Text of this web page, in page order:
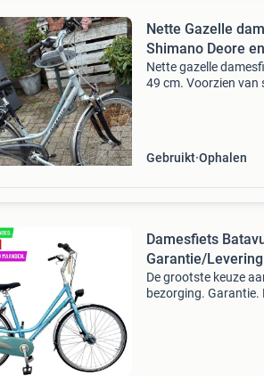
Nette Gazelle
Shimano Deore
Nette gazelle
49 cm. Voorzien van
Gebruikt Ophalen
Damesfiets
Garantie/Levering
De grootste keuze
bezorging. Garantie.